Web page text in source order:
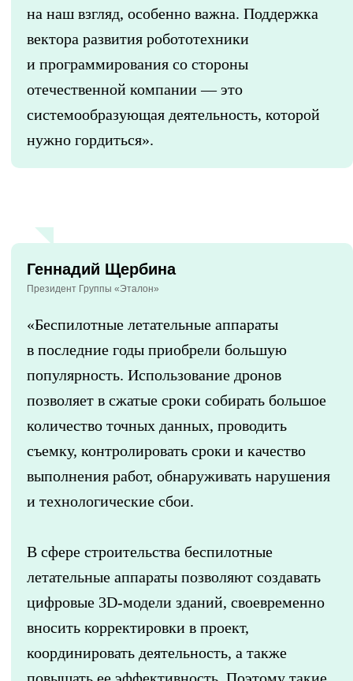
на наш взгляд, особенно важна. Поддержка
вектора развития робототехники
и программирования со стороны
отечественной компании — это
системообразующая деятельность, которой
нужно гордиться».
Геннадий Щербина
Президент Группы «Эталон»
«Беспилотные летательные аппараты
в последние годы приобрели большую
популярность. Использование дронов
позволяет в сжатые сроки собирать большое
количество точных данных, проводить
съемку, контролировать сроки и качество
выполнения работ, обнаруживать нарушения
и технологические сбои.
В сфере строительства беспилотные
летательные аппараты позволяют создавать
цифровые 3D-модели зданий, своевременно
вносить корректировки в проект,
координировать деятельность, а также